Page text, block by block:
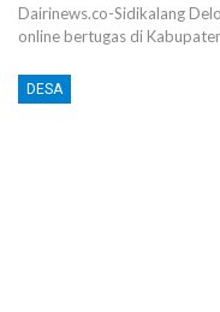
Dairinews.co-Sidikalang
online bertugas di
DESA